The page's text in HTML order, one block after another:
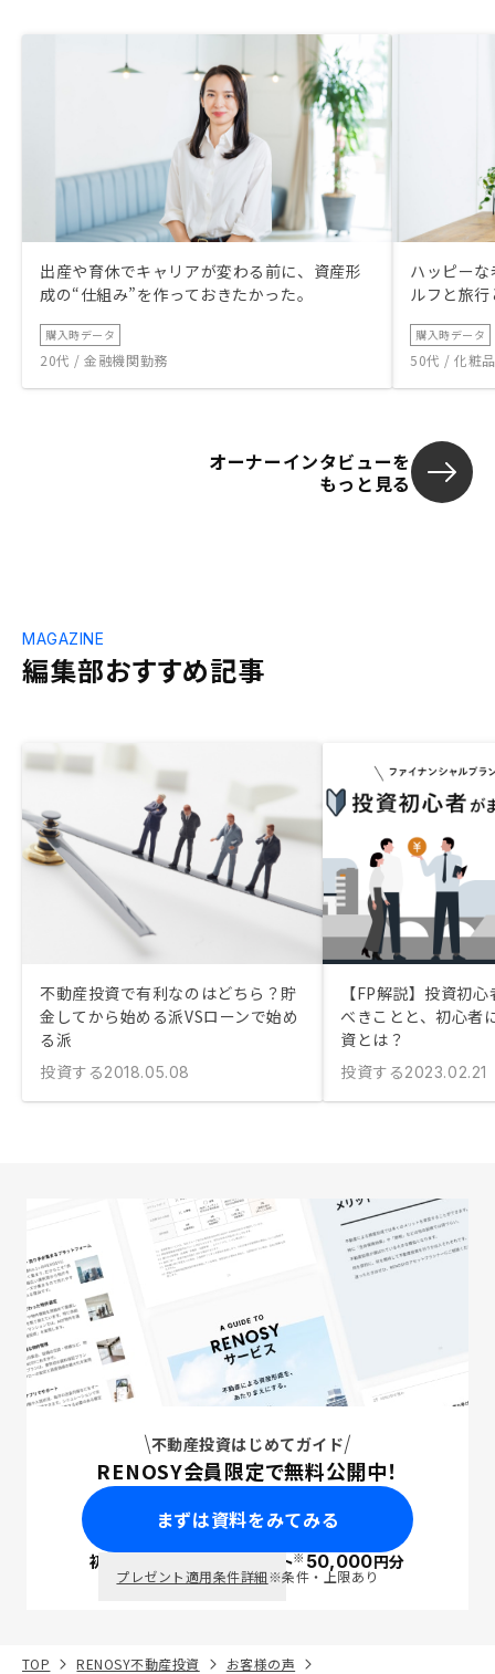
出産や育休でキャリアが変わる前に、資産形
成の“仕組み”を作っておきたかった。
購入時データ
20代 / 金融機関勤務
ハッピー
ルフと旅
購入時データ
50代 / 化粧
オーナーインタビューを
もっと見る
編集部おすすめ記事
MAGAZINE
不動産投資で有利なのはどちら？貯
金してから始める派VSローンで始め
る派
投資する2018.05.08
【FP解説】投資初
べきことと、初心者
資とは？
投資する2023.02.21
不動産投資はじめてガイド
RENOSY会員限定で無料公開中！
まずは資料をみてみる
初回面談で ポイント※50,000円分
プレゼント適用条件詳細※条件・上限あり
TOP RENOSY不動産投資
お客様の声